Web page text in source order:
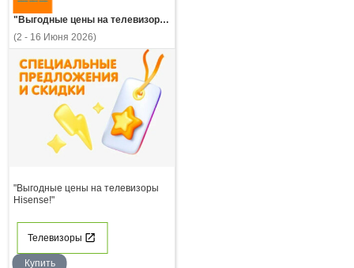
"Выгодные цены на телевизоры Hisense!"
(2 - 16 Июня 2026)
"Выгодные цены на телевизоры
Hisense!"
Телевизоры
Купить